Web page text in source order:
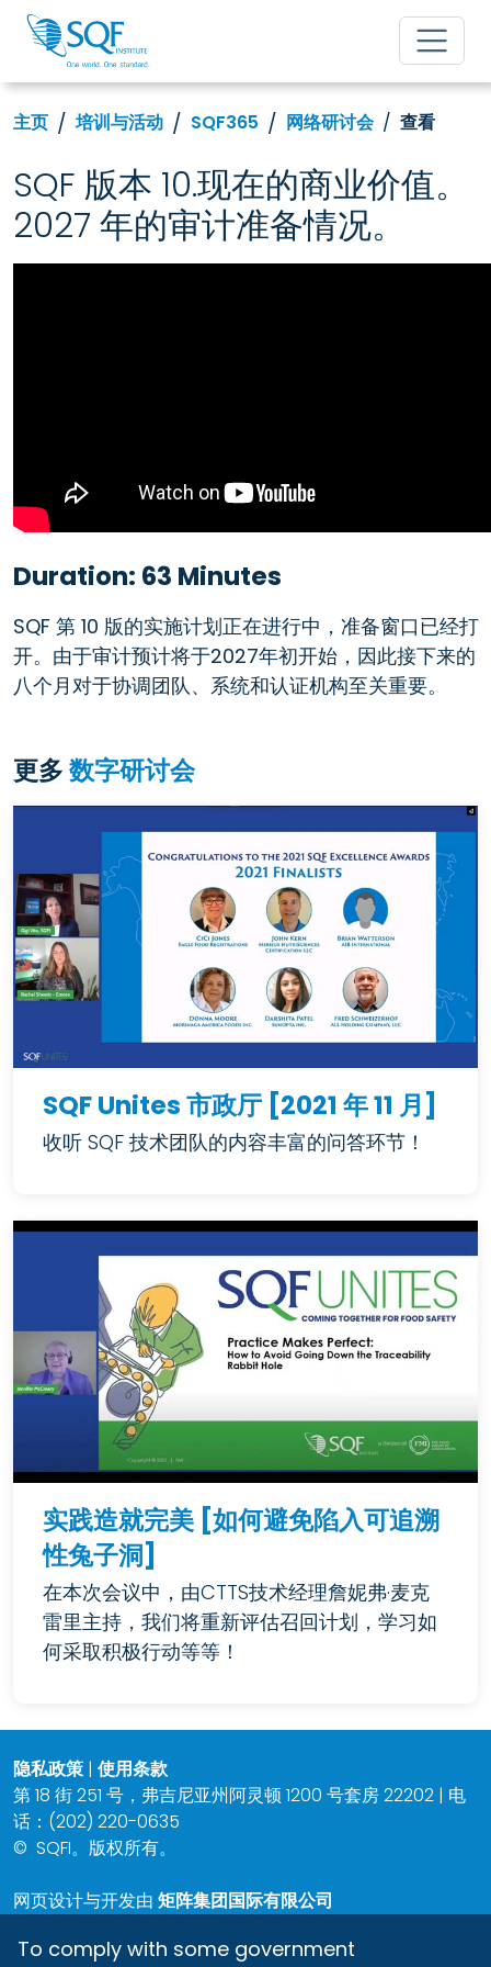
主页 培训与活动 SQF365 网络研讨会 查看
SQF 版本 10.现在的商业价值。
2027 年的审计准备情况。
Duration: 63 Minutes
SQF 第 10 版的实施计划正在进行中，准备窗口已经打
开。由于审计预计将于2027年初开始，因此接下来的
八个月对于协调团队、系统和认证机构至关重要。
更多数字研讨会
SQF Unites 市政厅 [2021 年 11 月]
收听 SQF 技术团队的内容丰富的问答环节！
实践造就完美 [如何避免陷入可追溯
性兔子洞]
在本次会议中，由CTTS技术经理詹妮弗·麦克
雷里主持，我们将重新评估召回计划，学习如
何采取积极行动等等！
隐私政策 | 使用条款
第 18 街 251 号，弗吉尼亚州阿灵顿 1200 号套房 22202 | 电
话：(202) 220-0635
© SQFI。版权所有。
网页设计与开发由 矩阵集团国际有限公司
To comply with some government